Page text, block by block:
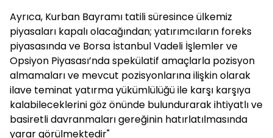
Ayrıca, Kurban Bayramı tatili süresince ülkemiz
piyasaları kapalı olacağından; yatırımcıların foreks
piyasasında ve Borsa İstanbul Vadeli İşlemler ve
Opsiyon Piyasası’nda spekülatif amaçlarla pozisyon
almamaları ve mevcut pozisyonlarına ilişkin olarak
ilave teminat yatırma yükümlülüğü ile karşı karşıya
kalabileceklerini göz önünde bulundurarak ihtiyatlı ve
basiretli davranmaları gereğinin hatırlatılmasında
yarar görülmektedir"